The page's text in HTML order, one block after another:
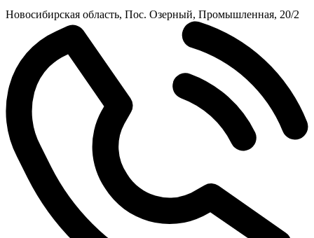
Новосибирская область, Пос. Озерный, Промышленная, 20/2